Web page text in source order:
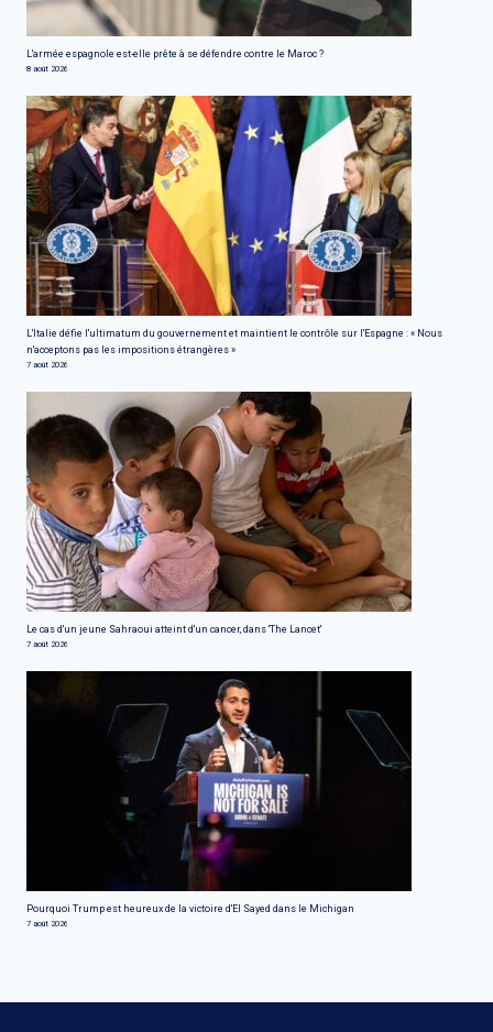
L'armée espagnole est-elle prête à se défendre contre le Maroc ?
8 août 2026
L'Italie défie l'ultimatum du gouvernement et maintient le contrôle sur l'Espagne : « Nous
n'acceptons pas les impositions étrangères »
7 août 2026
Le cas d'un jeune Sahraoui atteint d'un cancer, dans 'The Lancet'
7 août 2026
Pourquoi Trump est heureux de la victoire d'El Sayed dans le Michigan
7 août 2026